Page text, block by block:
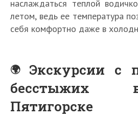
наслаждаться теплой
летом, ведь ее температура
себя комфортно даже в
Экскурсии с
Пятигорске